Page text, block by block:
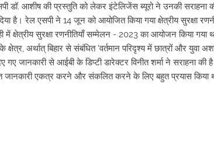
आशीष की प्रस्तुति को लेकर इंटेलिजेंस ब्यूरो ने उनकी सराहना
है। रेल एसपी ने 14 जून को आयोजित किया गया क्षेत्रीय सुरक्षा
क्षेत्रीय सुरक्षा रणनीतियाँ सम्मेलन - 2023 का आयोजन किया गया
अर्थात् बिहार से संबंधित 'वर्तमान परिदृश्य में छात्रों और युवा
गए जानकारी से आईबी के डिप्टी डारेक्टर विनीत शर्मा ने सराहना
जानकारी एकत्र करने और संकलित करने के लिए बहुत प्रयास